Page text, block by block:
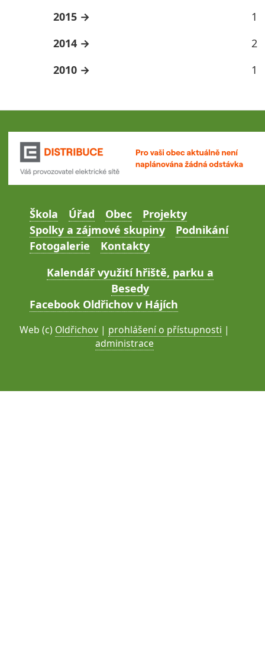
2015
1
2014
2
2010
1
Škola Úřad Obec
Projekty
Spolky a zájmové skupiny
Podnikání
Fotogalerie
Kontakty
Kalendář využití hřiště, parku a
Besedy
Facebook Oldřichov v Hájích
Web (c) Oldřichov | prohlášení o přístupnosti |
administrace